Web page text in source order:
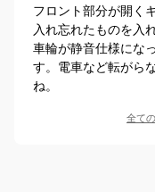
フロント部分が開く
入れ忘れたものを入
車輪が静音仕様にな
す。電車など転がら
ね。
全て